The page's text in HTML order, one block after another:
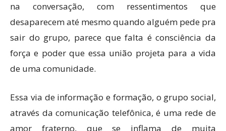
na conversação, com ressentimentos que
desaparecem até mesmo quando alguém pede pra
sair do grupo, parece que falta é consciência da
força e poder que essa união projeta para a vida
de uma comunidade.
Essa via de informação e formação, o grupo social,
através da comunicação telefônica, é uma rede de
amor fraterno, que se inflama de muita